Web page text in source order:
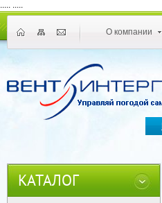
..... .....
О компании
КАТАЛОГ